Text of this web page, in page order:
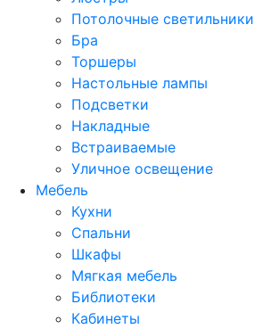
Потолочные светильники
Бра
Торшеры
Настольные лампы
Подсветки
Накладные
Встраиваемые
Уличное освещение
Мебель
Кухни
Спальни
Шкафы
Мягкая мебель
Библиотеки
Кабинеты